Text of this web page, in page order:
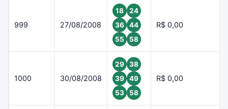
999 27/08/2008
18
24
36
44
55
58
R$ 0,00
1000 30/08/2008
29
38
39
49
53
58
R$ 0,00